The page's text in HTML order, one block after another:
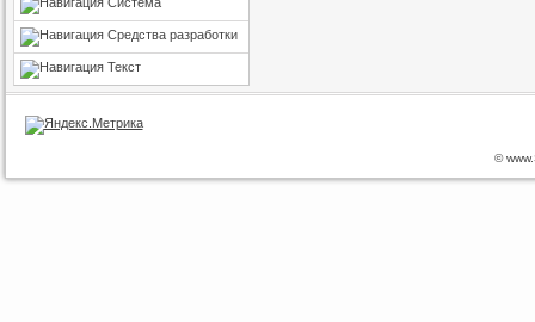
Средства разработки
Текст
©